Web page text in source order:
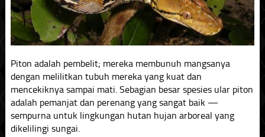
Piton adalah pembelit; mereka membunuh mangsanya
dengan melilitkan tubuh mereka yang kuat dan
mencekiknya sampai mati. Sebagian besar spesies ular piton
adalah pemanjat dan perenang yang sangat baik —
sempurna untuk lingkungan hutan hujan arboreal yang
dikelilingi sungai.